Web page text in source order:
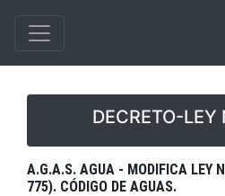
DECRETO-
A.G.A.S. AGUA - MODIFICA LEY
775). CÓDIGO DE AGUAS.